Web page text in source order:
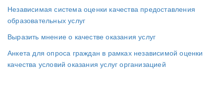
Независимая система оценки качества предоставления
образовательных услуг
Выразить мнение о качестве оказания услуг
Анкета для опроса граждан в рамках независимой оценки
качества условий оказания услуг организацией